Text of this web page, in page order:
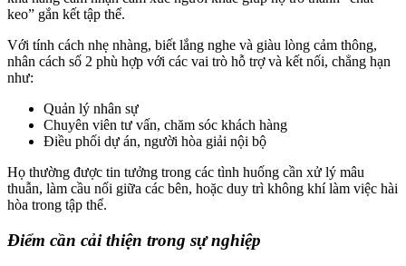
keo” gắn kết tập thể.
Với tính cách nhẹ nhàng, biết lắng nghe và giàu lòng cảm thông,
nhân cách số 2 phù hợp với các vai trò hỗ trợ và kết nối, chẳng hạn
như:
Quản lý nhân sự
Chuyên viên tư vấn, chăm sóc khách hàng
Điều phối dự án, người hòa giải nội bộ
Họ thường được tin tưởng trong các tình huống cần xử lý mâu
thuẫn, làm cầu nối giữa các bên, hoặc duy trì không khí làm việc hài
hòa trong tập thể.
Điểm cần cải thiện trong sự nghiệp